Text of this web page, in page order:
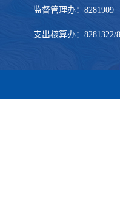
监督管理办：
支出核算办：